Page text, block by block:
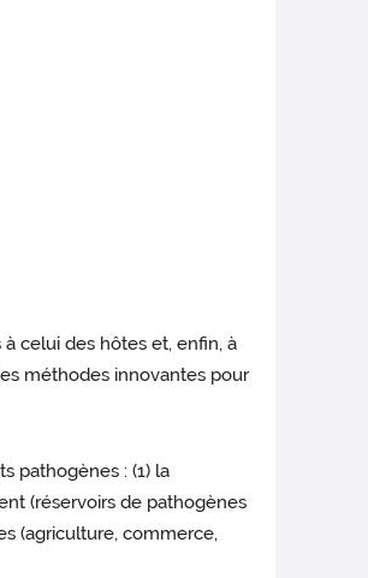
celui des hôtes et, enfin, à
méthodes innovantes pour
pathogènes : (1) la
(réservoirs de pathogènes
(agriculture, commerce,